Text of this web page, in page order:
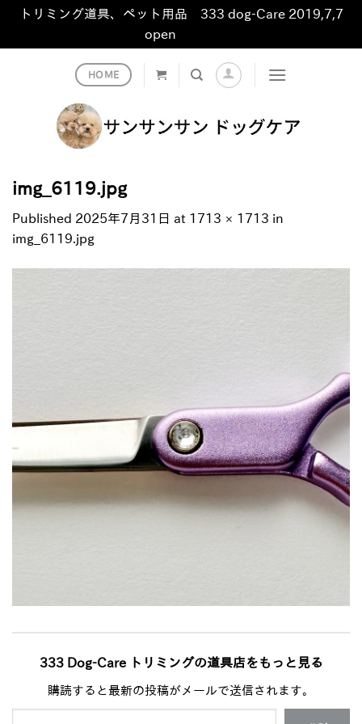
トリミング道具、ペット用品 333 dog-Care 2019,7,7
open
HOME
img_6119.jpg
Published 2025年7月31日 at 1713 × 1713 in
img_6119.jpg
333 Dog-Care トリミングの道具店をもっと見る
購読すると最新の投稿がメールで送信されます。
メールアドレスを入力...